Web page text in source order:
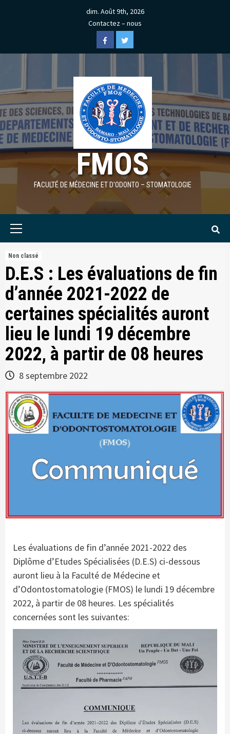
dim. Août 9th, 2026
Contactez – nous
FacebookTwitter
FMOS
FACULTÉ DE MÉDECINE ET D'ODONTO – STOMATOLOGIE
Non classé
D.E.S : Les évaluations de fin
d’année 2021-2022 de
certaines spécialités auront
lieu le lundi 19 décembre
2022, à partir de 08 heures
8 septembre 2022
Les évaluations de fin d’année 2021-2022 des
Diplôme d’Etudes Spécialisées (D.E.S) ci-dessous
auront lieu à la Faculté de Médecine et
d’Odontostomatologie (FMOS) le lundi 19 décembre
2022, à partir de 08 heures. Les spécialités
concernées sont les suivantes: